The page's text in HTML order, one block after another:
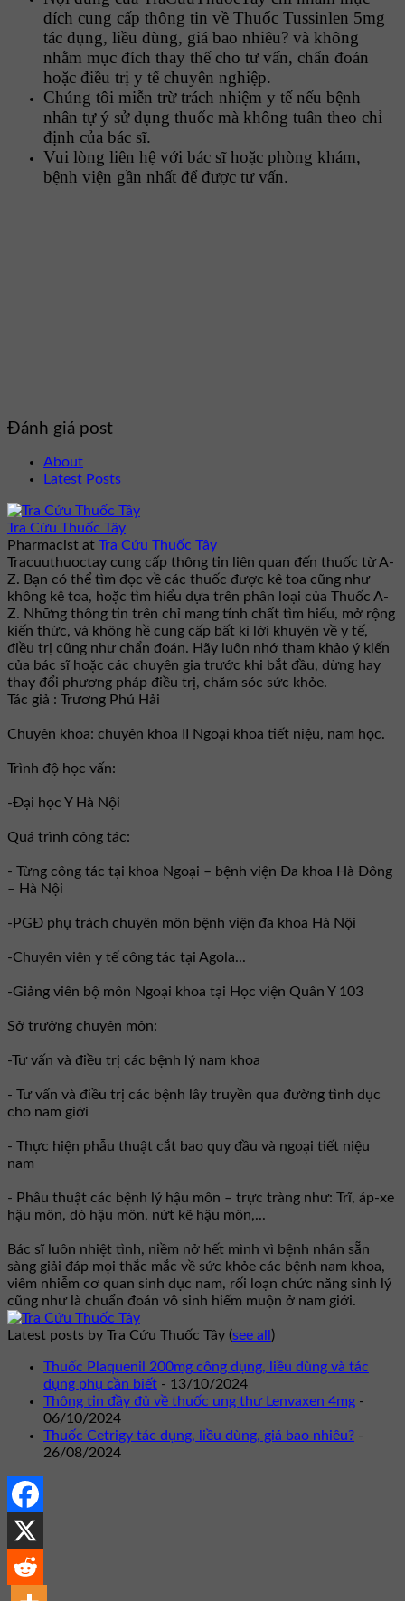
đích cung cấp thông tin về Thuốc Tussinlen 5mg
tác dụng, liều dùng, giá bao nhiêu? và không
nhằm mục đích thay thế cho tư vấn, chẩn đoán
hoặc điều trị y tế chuyên nghiệp.
Chúng tôi miễn trừ trách nhiệm y tế nếu bệnh
nhân tự ý sử dụng thuốc mà không tuân theo chỉ
định của bác sĩ.
Vui lòng liên hệ với bác sĩ hoặc phòng khám,
bệnh viện gần nhất để được tư vấn.
Đánh giá post
About
Latest Posts
Tra Cứu Thuốc Tây
Pharmacist at Tra Cứu Thuốc Tây
Tracuuthuoctay cung cấp thông tin liên quan đến thuốc từ A-
Z. Bạn có thể tìm đọc về các thuốc được kê toa cũng như
không kê toa, hoặc tìm hiểu dựa trên phân loại của Thuốc A-
Z. Những thông tin trên chỉ mang tính chất tìm hiểu, mở rộng
kiến thức, và không hề cung cấp bất kì lời khuyên về y tế,
điều trị cũng như chẩn đoán. Hãy luôn nhớ tham khảo ý kiến
của bác sĩ hoặc các chuyên gia trước khi bắt đầu, dừng hay
thay đổi phương pháp điều trị, chăm sóc sức khỏe.
Tác giả : Trương Phú Hải
Chuyên khoa: chuyên khoa II Ngoại khoa tiết niệu, nam học.
Trình độ học vấn:
-Đại học Y Hà Nội
Quá trình công tác:
- Từng công tác tại khoa Ngoại – bệnh viện Đa khoa Hà Đông
– Hà Nội
-PGĐ phụ trách chuyên môn bệnh viện đa khoa Hà Nội
-Chuyên viên y tế công tác tại Agola...
-Giảng viên bộ môn Ngoại khoa tại Học viện Quân Y 103
Sở trưởng chuyên môn:
-Tư vấn và điều trị các bệnh lý nam khoa
- Tư vấn và điều trị các bệnh lây truyền qua đường tình dục
cho nam giới
- Thực hiện phẫu thuật cắt bao quy đầu và ngoại tiết niệu
nam
- Phẫu thuật các bệnh lý hậu môn – trực tràng như: Trĩ, áp-xe
hậu môn, dò hậu môn, nứt kẽ hậu môn,...
Bác sĩ luôn nhiệt tình, niềm nở hết mình vì bệnh nhân sẵn
sàng giải đáp mọi thắc mắc về sức khỏe các bệnh nam khoa,
viêm nhiễm cơ quan sinh dục nam, rối loạn chức năng sinh lý
cũng như là chuẩn đoán vô sinh hiếm muộn ở nam giới.
Latest posts by Tra Cứu Thuốc Tây (see all )
Thuốc Plaquenil 200mg công dụng, liều dùng và tác
dụng phụ cần biết - 13/10/2024
Thông tin đầy đủ về thuốc ung thư Lenvaxen 4mg -
06/10/2024
Thuốc Cetrigy tác dụng, liều dùng, giá bao nhiêu? -
26/08/2024